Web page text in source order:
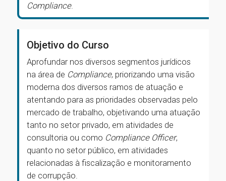
Compliance.
Objetivo do Curso
Aprofundar nos diversos segmentos jurídicos
na área de Compliance, priorizando uma visão
moderna dos diversos ramos de atuação e
atentando para as prioridades observadas pelo
mercado de trabalho, objetivando uma atuação
tanto no setor privado, em atividades de
consultoria ou como Compliance Officer,
quanto no setor público, em atividades
relacionadas à fiscalização e monitoramento
de corrupção.